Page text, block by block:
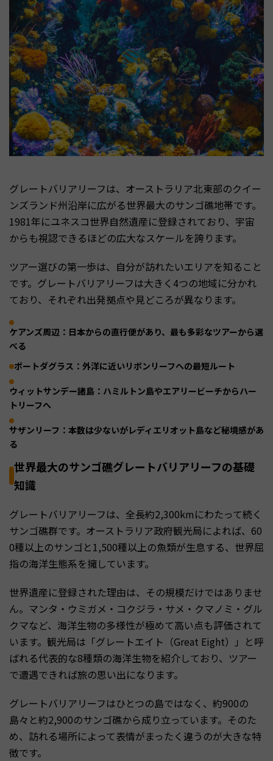
グレートバリアリーフは、オーストラリア北東部のクイー
ンズランド州沿岸に広がる世界最大のサンゴ礁地帯です。
1981年にユネスコ世界自然遺産に登録されており、宇宙
からも視認できるほどの広大なスケールを誇ります。
ツアー選びの第一歩は、自分が訪れたいエリアを知ること
です。グレートバリアリーフは大きく4つの地域に分かれ
ており、それぞれ出発拠点や見どころが異なります。
ケアンズ周辺：日本からの直行便があり、最も多彩なツアーから選
べる
ポートダグラス：外洋に近いリボンリーフへの最短ルート
ウィットサンデー諸島：ハミルトン島やエアリービーチからハー
トリーフへ
サザンリーフ：本数は少ないがレディエリオット島など秘境感があ
る
世界最大のサンゴ礁グレートバリアリーフの基礎
知識
グレートバリアリーフは、全長約2,300kmにわたって続く
サンゴ礁群です。オーストラリア政府観光局によれば、60
0種以上のサンゴと1,500種以上の魚類が生息する、世界屈
指の海洋生態系を擁しています。
世界遺産に登録された理由は、その規模だけではありませ
ん。マンタ・ウミガメ・コクジラ・サメ・クマノミ・グル
クマなど、海洋生物の多様性が極めて高い点も評価されて
います。観光局は「グレートエイト（Great Eight）」と呼
ばれる代表的な8種類の海洋生物を紹介しており、ツアー
で遭遇できれば旅の思い出になります。
グレートバリアリーフはひとつの島ではなく、約900の
島々と約2,900のサンゴ礁から成り立っています。そのた
め、訪れる場所によって表情がまったく違うのが大きな特
徴です。